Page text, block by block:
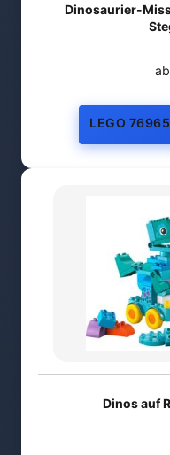
Dinosaurier-
ab
LEGO
Dinos auf